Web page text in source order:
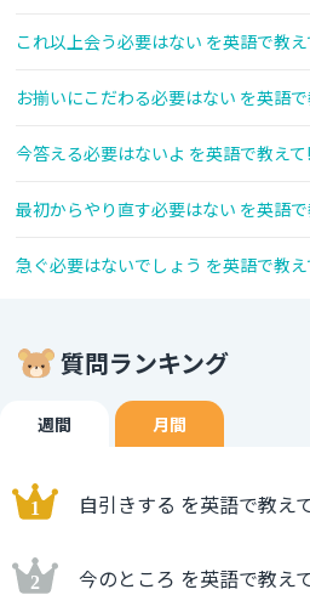
これ以上会う必要はない を英語で教え
お揃いにこだわる必要はない を英語
今答える必要はないよ を英語で教えて!
最初からやり直す必要はない を英語
急ぐ必要はないでしょう を英語で教え
質問ランキング
週間 月間
自引きする を英語で教え
今のところ を英語で教え